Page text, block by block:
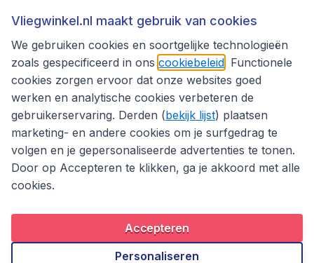
Thema's
Privacybeleid
Copyright © 2026
Vliegwinkel.nl maakt gebruik van cookies
We gebruiken cookies en soortgelijke technologieën
zoals gespecificeerd in ons cookiebeleid . Functionele
cookies zorgen ervoor dat onze websites goed
werken en analytische cookies verbeteren de
gebruikerservaring. Derden (bekijk lijst) plaatsen
marketing- en andere cookies om je surfgedrag te
volgen en je gepersonaliseerde advertenties te tonen.
Door op Accepteren te klikken, ga je akkoord met alle
cookies.
Accepteren
Personaliseren